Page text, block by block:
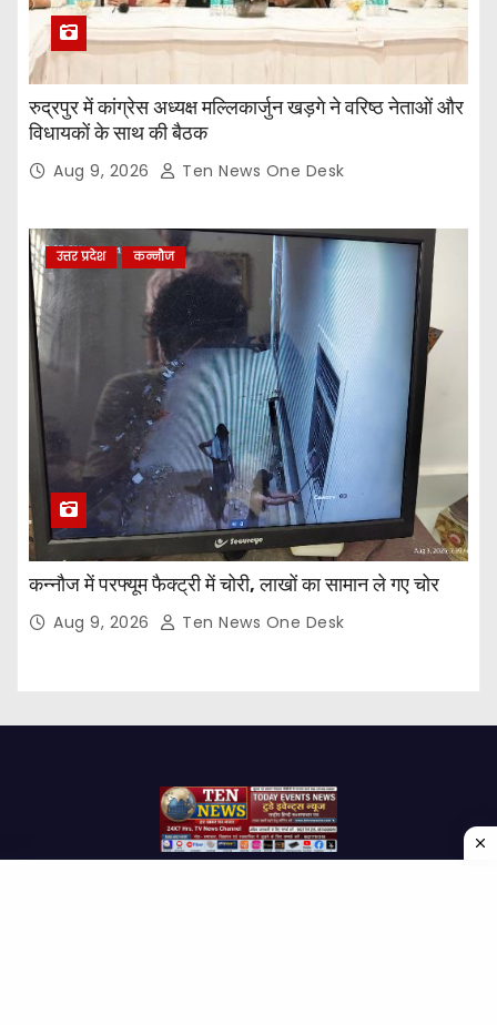
रुद्रपुर में कांग्रेस अध्यक्ष मल्लिकार्जुन खड़गे ने वरिष्ठ नेताओं और
विधायकों के साथ की बैठक
Aug 9, 2026 Ten News One Desk
उत्तर प्रदेश कन्नौज
कन्नौज में परफ्यूम फैक्ट्री में चोरी, लाखों का सामान ले गए चोर
Aug 9, 2026 Ten News One Desk